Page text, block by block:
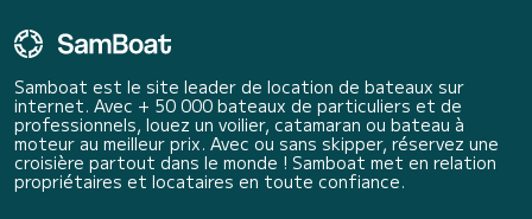
Samboat est le site leader de location de bateaux sur
internet. Avec + 50 000 bateaux de particuliers et de
professionnels, louez un voilier, catamaran ou bateau à
moteur au meilleur prix. Avec ou sans skipper, réservez une
croisière partout dans le monde ! Samboat met en relation
propriétaires et locataires en toute confiance.